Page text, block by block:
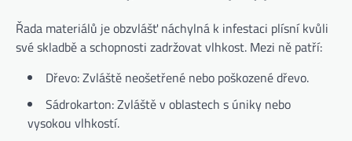
Řada materiálů je obzvlášť náchylná k infestaci plísní kvůli
své skladbě a schopnosti zadržovat vlhkost. Mezi ně patří:
Dřevo: Zvláště neošetřené nebo poškozené dřevo.
Sádrokarton: Zvláště v oblastech s úniky nebo
vysokou vlhkostí.